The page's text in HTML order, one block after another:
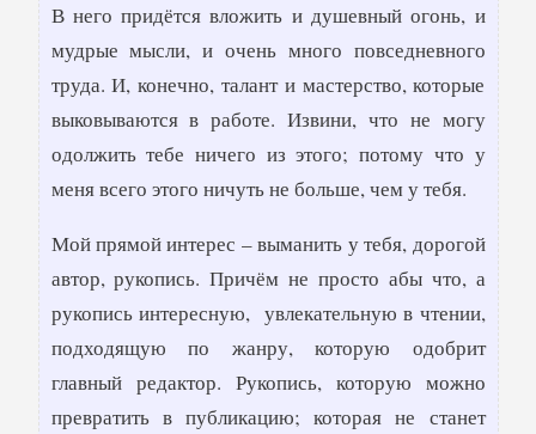
В него придётся вложить и душевный огонь, и
мудрые мысли, и очень много повседневного
труда. И, конечно, талант и мастерство, которые
выковываются в работе. Извини, что не могу
одолжить тебе ничего из этого; потому что у
меня всего этого ничуть не больше, чем у тебя.
Мой прямой интерес – выманить у тебя, дорогой
автор, рукопись. Причём не просто абы что, а
рукопись интересную, увлекательную в чтении,
подходящую по жанру, которую одобрит
главный редактор. Рукопись, которую можно
превратить в публикацию; которая не станет